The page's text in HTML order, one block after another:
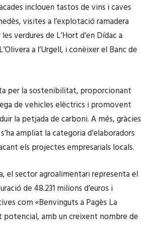
inclouen tastos de vins i caves
visites a l’explotació ramadera
verdures de L’Hort d’en Dídac a
a l’Urgell, i conèixer el Banc de
per la sostenibilitat, proporcionant
de vehicles elèctrics i promovent
la petjada de carboni. A més, gràcies
ampliat la categoria d’elaboradors
els projectes empresarials locals.
el sector agroalimentari representa el
de 48.231 milions d’euros i
com «Benvinguts a Pagès La
amb un creixent nombre de